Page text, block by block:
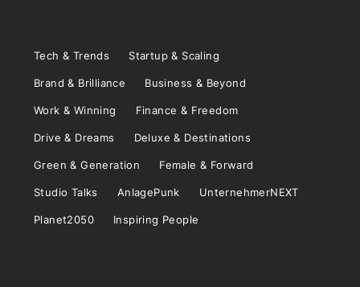
Tech & Trends Startup & Scaling
Brand & Brilliance Business & Beyond
Work & Winning Finance & Freedom
Drive & Dreams Deluxe & Destinations
Green & Generation Female & Forward
Studio Talks AnlagePunk UnternehmerNEXT
Planet2050 Inspiring People